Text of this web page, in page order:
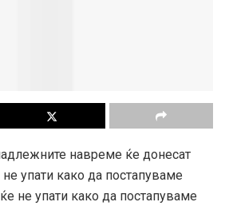
навреме ќе донесат
упати како да постапуваме
не упати како да постапуваме